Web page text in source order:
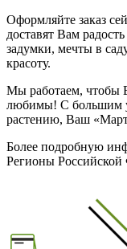
Оформляйте заказ
доставят Вам
задумки, мечты в
красоту.
Мы работаем, чтобы
любимы! С большим
растению, Ваш
Более подробную
Регионы